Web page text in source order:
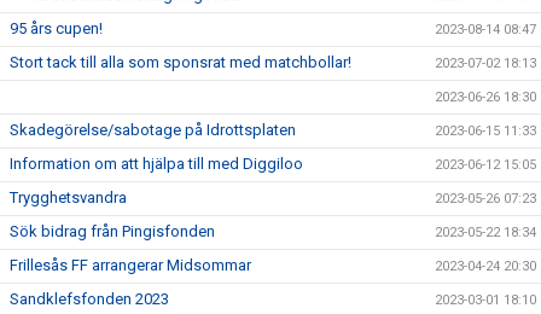
95 års cupen! 2023-08-14 08:47
Stort tack till alla som sponsrat med matchbollar! 2023-07-02 18:13
2023-06-26 18:30
Skadegörelse/sabotage på Idrottsplaten 2023-06-15 11:33
Information om att hjälpa till med Diggiloo 2023-06-12 15:05
Trygghetsvandra 2023-05-26 07:23
Sök bidrag från Pingisfonden 2023-05-22 18:34
Frillesås FF arrangerar Midsommar 2023-04-24 20:30
Sandklefsfonden 2023 2023-03-01 18:10